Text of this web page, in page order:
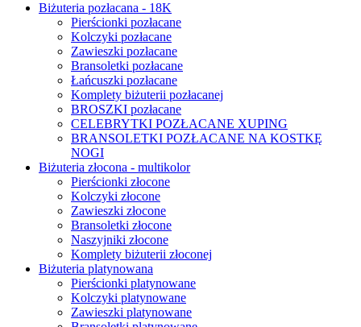
Biżuteria pozłacana - 18K
Pierścionki pozłacane
Kolczyki pozłacane
Zawieszki pozłacane
Bransoletki pozłacane
Łańcuszki pozłacane
Komplety biżuterii pozłacanej
BROSZKI pozłacane
CELEBRYTKI POZŁACANE XUPING
BRANSOLETKI POZŁACANE NA KOSTKĘ
NOGI
Biżuteria złocona - multikolor
Pierścionki złocone
Kolczyki złocone
Zawieszki złocone
Bransoletki złocone
Naszyjniki złocone
Komplety biżuterii złoconej
Biżuteria platynowana
Pierścionki platynowane
Kolczyki platynowane
Zawieszki platynowane